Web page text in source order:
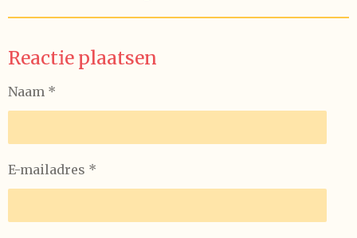
Reactie plaatsen
Naam *
E-mailadres *